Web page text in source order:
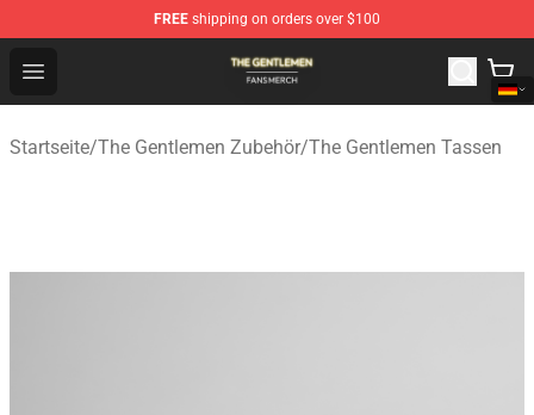
FREE shipping on orders over $100
Open menu
The Gentlemen Shop - Official The Gentlemen
Startseite/The Gentlemen Zubehör/The Gentlemen Tassen